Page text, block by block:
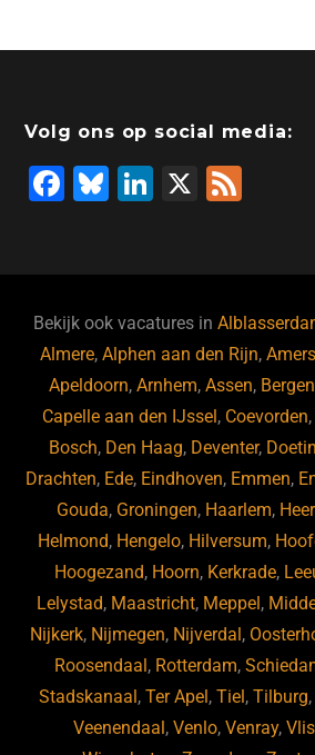
Volg ons op social media:
F
b
o
o
k
Bl
ky
Li
dI
n
X
Bekijk ook vacatures in
Almere,Alphen aan den Rijn,
Apeldoorn,Arnhem,Assen,
Capelle aan den IJssel, Coevorden,
Bosch, Den Haag, Deventer,
Drachten, Ede, Eindhoven, Emmen,
Gouda, Groningen, Haarlem,
Helmond, Hengelo, Hilversum,
Hoogezand, Hoorn, Kerkrade,
Lelystad, Maastricht, Meppel,
Nijkerk, Nijmegen, Nijverdal,
Roosendaal, Rotterdam,
Stadskanaal,Ter Apel,Tiel,Tilburg,
Veenendaal,Venlo,Venray,